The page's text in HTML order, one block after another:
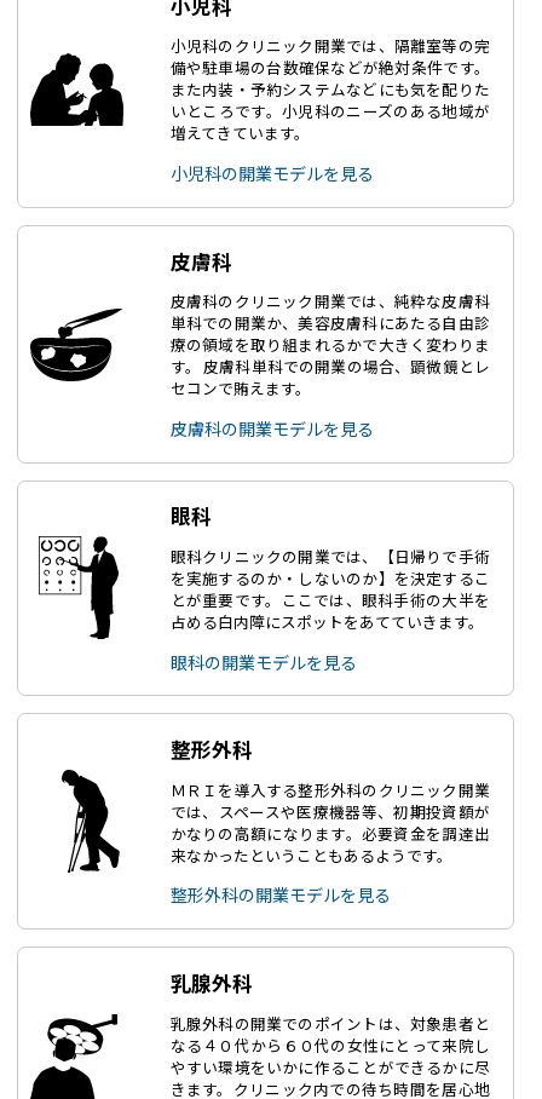
小児科
小児科のクリニック開業では、隔離室等の完
備や駐車場の台数確保などが絶対条件です。
また内装・予約システムなどにも気を配りた
いところです。小児科のニーズのある地域が
増えてきています。
小児科の開業モデルを見る
皮膚科
皮膚科のクリニック開業では、純粋な皮膚科
単科での開業か、美容皮膚科にあたる自由診
療の領域を取り組まれるかで大きく変わりま
す。 皮膚科単科での開業の場合、顕微鏡とレ
セコンで賄えます。
皮膚科の開業モデルを見る
眼科
眼科クリニックの開業では、【日帰りで手術
を実施するのか・しないのか】を決定するこ
とが重要です。ここでは、眼科手術の大半を
占める白内障にスポットをあてていきます。
眼科の開業モデルを見る
整形外科
ＭＲＩを導入する整形外科のクリニック開業
では、スペースや医療機器等、初期投資額が
かなりの高額になります。必要資金を調達出
来なかったということもあるようです。
整形外科の開業モデルを見る
乳腺外科
乳腺外科の開業でのポイントは、対象患者と
なる４０代から６０代の女性にとって来院し
やすい環境をいかに作ることができるかに尽
きます。クリニック内での待ち時間を居心地